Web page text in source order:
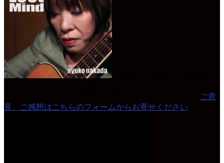
ご意
見、ご感想はこちらのフォームからお寄せください